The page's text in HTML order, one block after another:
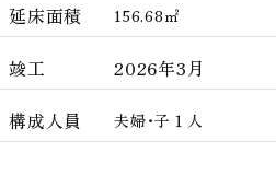
延床面積
156.68㎡
竣工
2026年3月
構成人員
夫婦・子１人